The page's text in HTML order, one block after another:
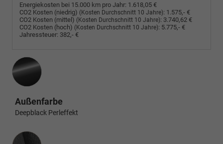
Energiekosten bei 15.000 km pro Jahr: 1.618,05 €
CO2 Kosten (niedrig) (Kosten Durchschnitt 10 Jahre): 1.575,- €
CO2 Kosten (mittel) (Kosten Durchschnitt 10 Jahre): 3.740,62 €
CO2 Kosten (hoch) (Kosten Durchschnitt 10 Jahre): 5.775,- €
Jahressteuer: 382,- €
Außenfarbe
Deepblack Perleffekt
Innenausstattung